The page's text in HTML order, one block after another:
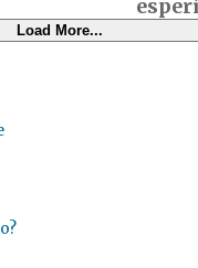
Load More...